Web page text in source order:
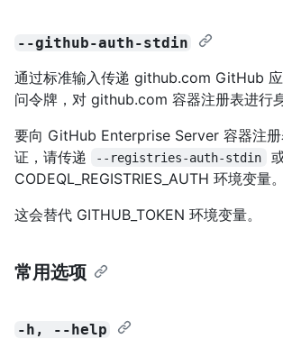
--github-auth-stdin
通过标准输入传递 github.com GitHub
问令牌，对 github.com 容器注册表进行
要向 GitHub Enterprise Server 容器注
证，请传递
--registries-auth-stdin
CODEQL_REGISTRIES_AUTH 环境变量。
这会替代 GITHUB_TOKEN 环境变量。
常用选项
-h, --help